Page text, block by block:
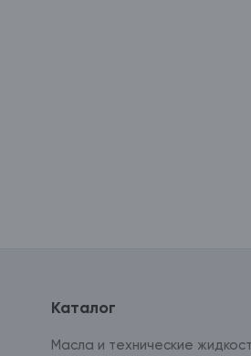
Каталог
Масла и технические